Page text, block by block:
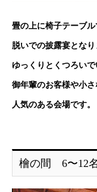
畳の上に椅子テーブ
脱いでの披露宴となり
ゆっくりとくつろいで
御年輩のお客様や小
人気のある会場です。
檜の間 6〜12